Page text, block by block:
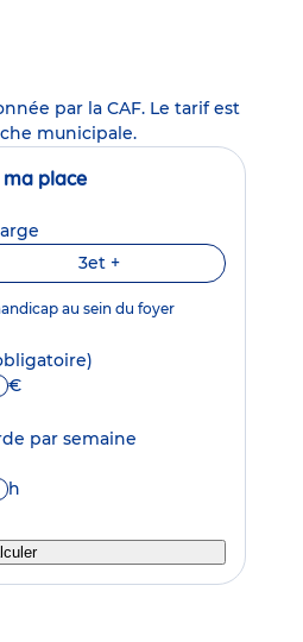
par la CAF. Le tarif est
municipale.
place
3et +
au sein du foyer
€
par semaine
h